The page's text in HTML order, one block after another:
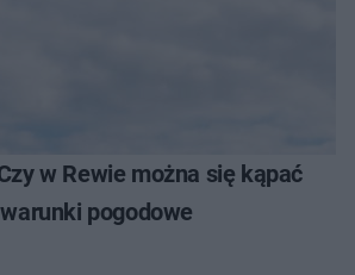
w Rewie można się kąpać
pogodowe